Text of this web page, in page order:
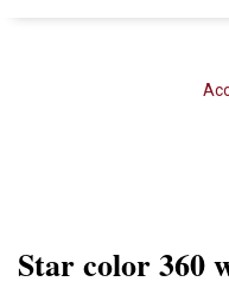
Star color 360